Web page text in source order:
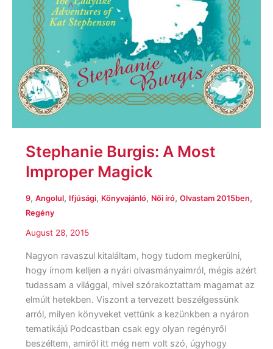
Stephanie Burgis: A Most
Improper Magick
9, Angolul, Ifjúsági, Könyvajánló, Női író, Olvastam 2015ben,
Regény
August 28, 2015
Nagyon ravaszul kitaláltam, hogy tudom megkerülni,
hogy írnom kelljen a nyári olvasmányaimról, mégis azért
tudassam a világgal, mivel szórakoztattam magamat az
elmúlt hetekben. Viszont a tervezett beszélgessünk
arról, milyen könyveket vettünk a kezünkben a nyáron
tematikájú Podcastban csak egy olyan regényről
beszéltem, amiről itt még nem volt szó, úgyhogy